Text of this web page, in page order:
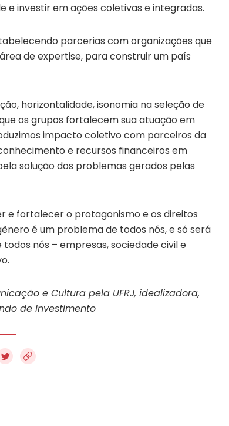
e investir em ações coletivas e integradas.
parcerias com organizações que
de expertise, para construir um país
horizontalidade, isonomia na seleção de
os grupos fortalecem sua atuação em
impacto coletivo com parceiros da
e recursos financeiros em
solução dos problemas gerados pelas
e fortalecer o protagonismo e os direitos
é um problema de todos nós, e só será
nós – empresas, sociedade civil e
e Cultura pela UFRJ, idealizadora,
de Investimento